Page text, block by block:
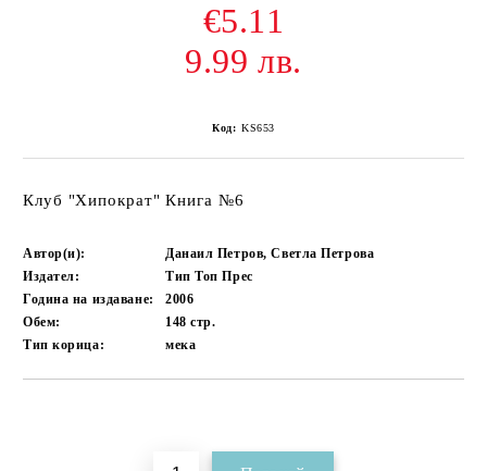
€5.11
9.99 лв.
Код: KS653
Клуб "Хипократ" Книга №6
Автор(и):
Данаил Петров, Светла Петрова
Издател:
Тип Топ Прес
Година на издаване:
2006
Обем:
148стр.
Тип корица:
мека